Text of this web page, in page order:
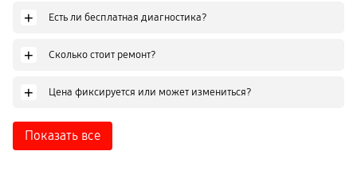
+ Есть ли бесплатная диагностика?
+ Сколько стоит ремонт?
+ Цена фиксируется или может измениться?
Показать все